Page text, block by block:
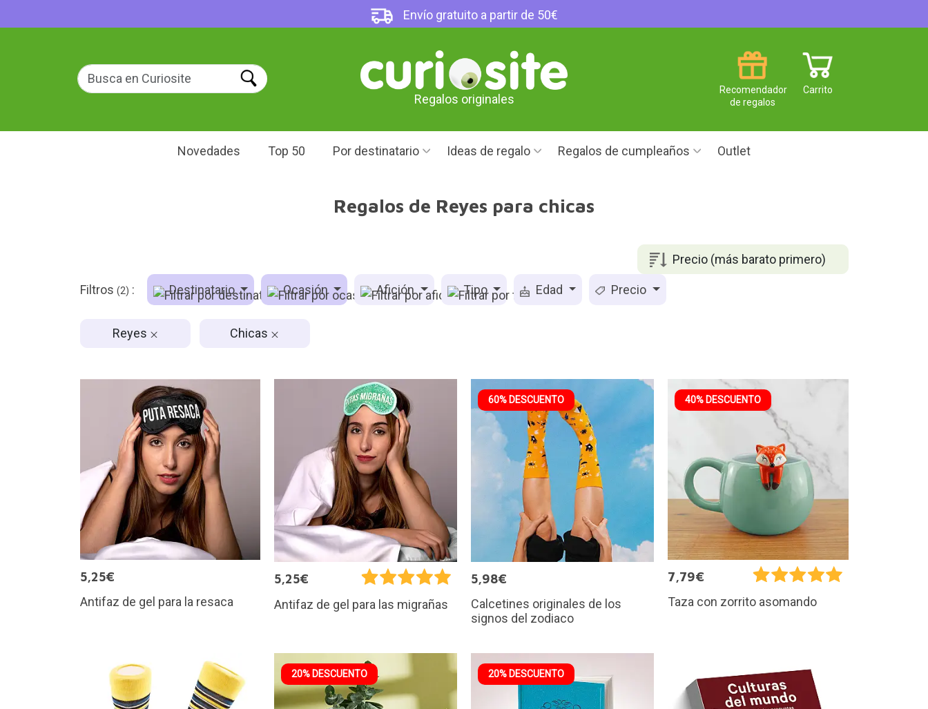
Envío gratuito a partir de 50€
Regalos originales
Carrito
Recomendador
de regalos
Novedades Top 50 Por destinatario Ideas de regalo Regalos de cumpleaños Outlet
Regalos de Reyes para chicas
Precio (más barato primero)
Filtros (2) : Destinatario Ocasión Afición Tipo Edad Precio
Reyes Chicas
5,25€
Antifaz de gel para la resaca
5,25€
Antifaz de gel para las migrañas
60% DESCUENTO
5,98€
Calcetines originales de los
signos del zodiaco
40% DESCUENTO
7,79€
Taza con zorrito asomando
20% DESCUENTO 20% DESCUENTO